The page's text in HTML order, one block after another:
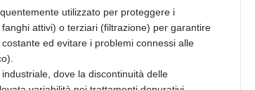
utilizzato per proteggere i
attivi) o terziari (filtrazione) per garantire
ed evitare i problemi connessi alle
dove la discontinuità delle